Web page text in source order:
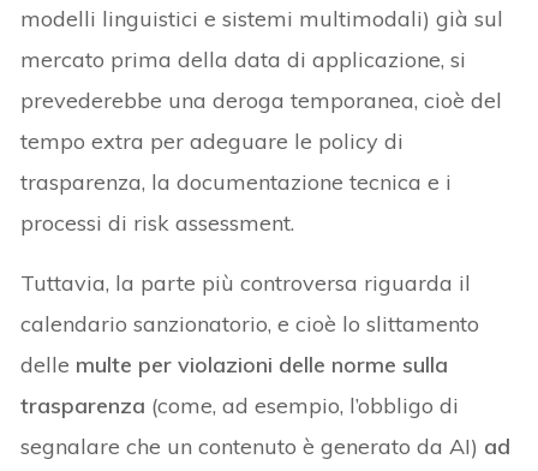
modelli linguistici e sistemi multimodali) già sul
mercato prima della data di applicazione, si
prevederebbe una deroga temporanea, cioè del
tempo extra per adeguare le policy di
trasparenza, la documentazione tecnica e i
processi di risk assessment.
Tuttavia, la parte più controversa riguarda il
calendario sanzionatorio, e cioè lo slittamento
delle multe per violazioni delle norme sulla
trasparenza (come, ad esempio, l’obbligo di
segnalare che un contenuto è generato da AI) ad